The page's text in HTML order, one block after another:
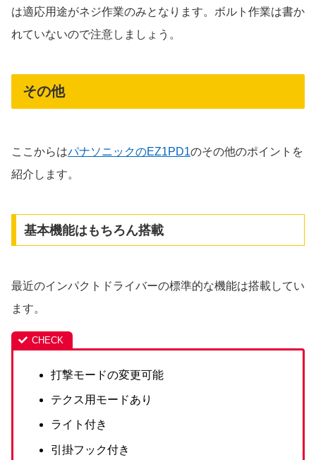
は適応用途がネジ作業のみとなります。ボルト作業は書か
れていないので注意しましょう。
その他
ここからはパナソニックのEZ1PD1のその他のポイントを
紹介します。
基本機能はもちろん搭載
最近のインパクトドライバーの標準的な機能は搭載してい
ます。
打撃モードの変更可能
テクス用モードあり
ライト付き
引掛フック付き